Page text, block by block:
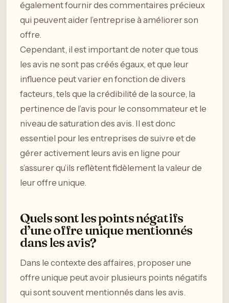
également fournir des commentaires précieux
qui peuvent aider l’entreprise à améliorer son
offre.
Cependant, il est important de noter que tous
les avis ne sont pas créés égaux, et que leur
influence peut varier en fonction de divers
facteurs, tels que la crédibilité de la source, la
pertinence de l’avis pour le consommateur et le
niveau de saturation des avis. Il est donc
essentiel pour les entreprises de suivre et de
gérer activement leurs avis en ligne pour
s’assurer qu’ils reflètent fidèlement la valeur de
leur offre unique.
Quels sont les points négatifs
d’une offre unique mentionnés
dans les avis?
Dans le contexte des affaires, proposer une
offre unique peut avoir plusieurs points négatifs
qui sont souvent mentionnés dans les avis.